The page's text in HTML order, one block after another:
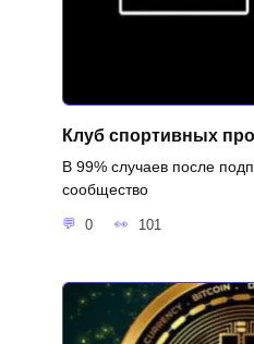
Клуб спортивных
В 99% случаев после
сообщество
0 101